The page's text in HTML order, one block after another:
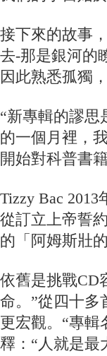
接下來的故事
去-那是銀河的
因此熟悉孤獨
“新專輯的謬思
的一個月裡，
開始對科普書
Tizzy Bac
從訂立上帝誓
的「阿姆斯壯
依舊是挑戰CD
命。”從四十多
更宏觀。“專輯
釋：“人就是最